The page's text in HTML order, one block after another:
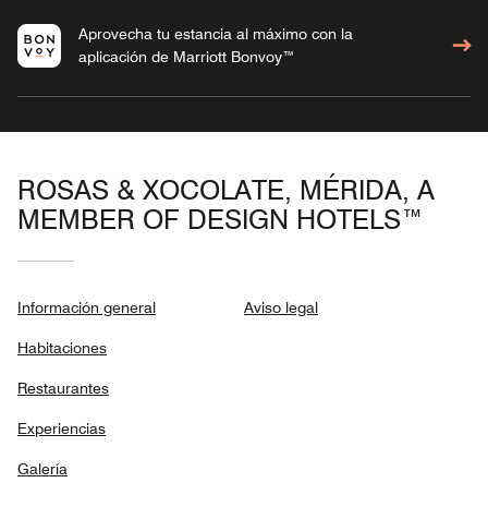
Aprovecha tu estancia al máximo con la
aplicación de Marriott Bonvoy™
ROSAS & XOCOLATE, MÉRIDA, A
MEMBER OF DESIGN HOTELS™
Información general
Habitaciones
Restaurantes
Experiencias
Galería
Aviso legal